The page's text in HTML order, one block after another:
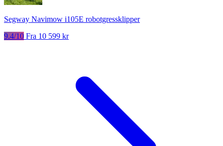
Segway Navimow i105E robotgressklipper
9.4/10 Fra 10 599 kr